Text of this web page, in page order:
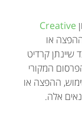
Creative
או
שיינתן קרדיט
המקורי
ההפצה או
אלה.